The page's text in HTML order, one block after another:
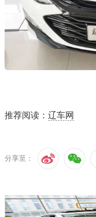
推荐阅读： 辽车网
分享至：